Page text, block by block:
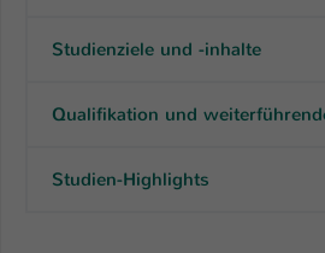
Studienziele und -inhalte
Qualifikation und
Studien-Highlights